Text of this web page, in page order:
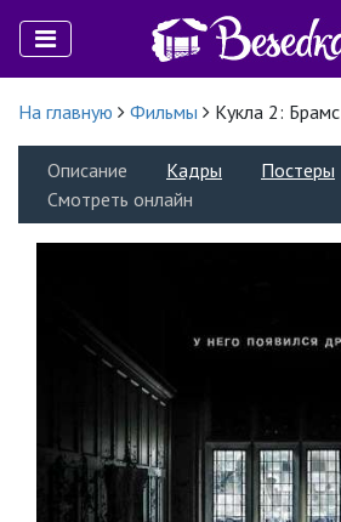
На главную Фильмы Кукла 2: Брамс
Описание Кадры Постеры
Смотреть онлайн